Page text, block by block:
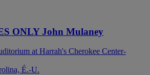
ONLY John Mulaney
at Harrah's Cherokee Center-
É.-U.